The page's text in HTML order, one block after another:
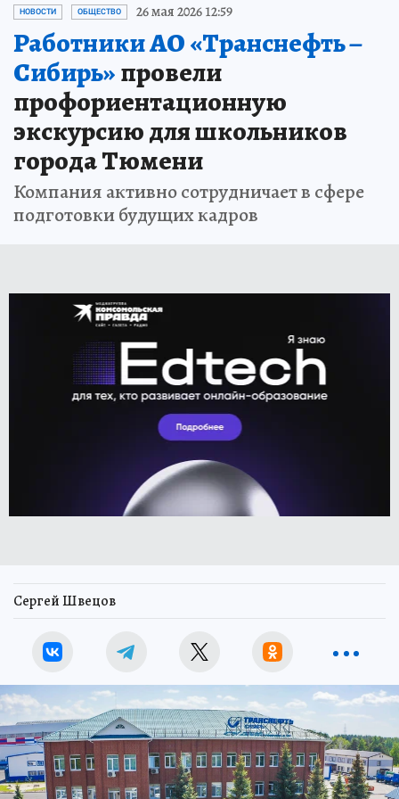
НОВОСТИ ОБЩЕСТВО 26 мая 2026 12:59
Работники АО «Транснефть –
Сибирь»провели
профориентационную
экскурсию для школьников
города Тюмени
Компания активно сотрудничает в сфере
подготовки будущих кадров
Сергей Швецов